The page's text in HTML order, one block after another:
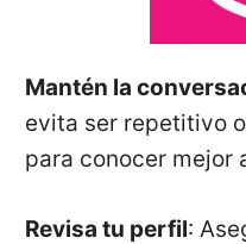
Mantén la
evita ser repetitivo
para conocer mejor
Revisa tu perfil: